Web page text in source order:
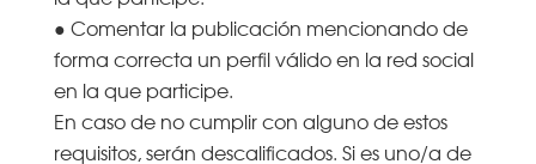
● Comentar la publicación mencionando de
forma correcta un perfil válido en la red social
en la que participe.
En caso de no cumplir con alguno de estos
requisitos, serán descalificados. Si es uno/a de